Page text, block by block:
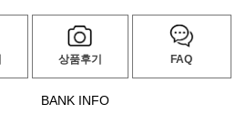
상품후기 FAQ
BANK INFO